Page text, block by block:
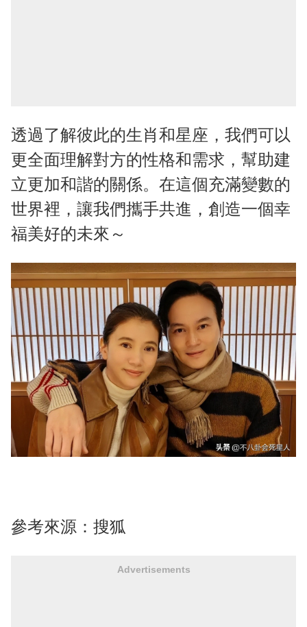
透過了解彼此的生肖和星座，我們可以
更全面理解對方的性格和需求，幫助建
立更加和諧的關係。在這個充滿變數的
世界裡，讓我們攜手共進，創造一個幸
福美好的未來～
參考來源： 搜狐
Advertisements